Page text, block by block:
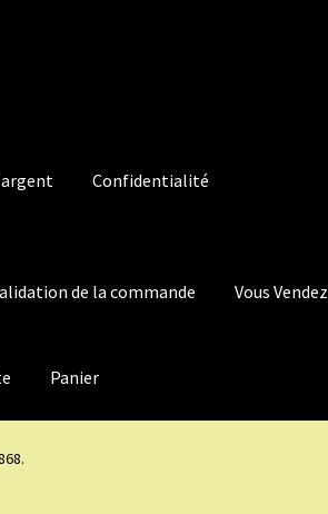
Confidentialité
de la commande Vous Vendez
Panier